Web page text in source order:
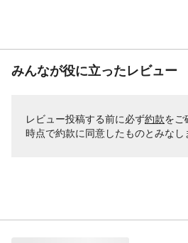
みんなが役に立ったレビュー
レビュー投稿する前に必ず約款をご
時点で約款に同意したものとみなし